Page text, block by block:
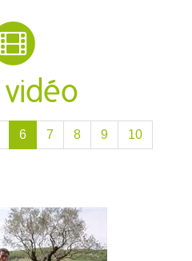
vidéo
6 7 8 9 10